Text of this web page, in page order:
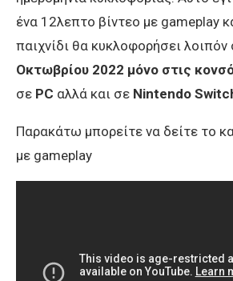
ένα 12λεπτο βίντεο με gameplay
παιχνίδι θα κυκλοφορήσει λοιπόν
Οκτωβρίου 2022 μόνο στις
σε PC αλλά και σε Nintendo
Παρακάτω μπορείτε να δείτε το
με gameplay